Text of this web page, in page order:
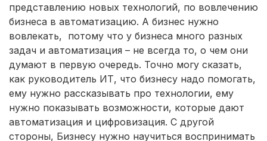
представлению новых технологий, по вовлечению
бизнеса в автоматизацию. А бизнес нужно
вовлекать, потому что у бизнеса много разных
задач и автоматизация – не всегда то, о чем они
думают в первую очередь. Точно могу сказать,
как руководитель ИТ, что бизнесу надо помогать,
ему нужно рассказывать про технологии, ему
нужно показывать возможности, которые дают
автоматизация и цифровизация. С другой
стороны, Бизнесу нужно научиться воспринимать